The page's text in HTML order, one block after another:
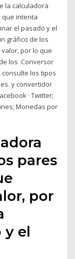
la calculadora
que intenta
el pasado y el
gráfico de los
por lo que
los Conversor
consulte los tipos
y convertidor
· Twitter;
Monedas por
pares
por
y el